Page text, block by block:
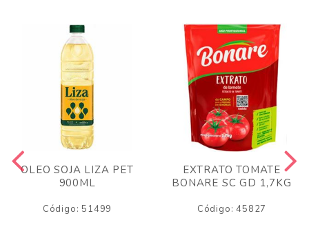
OLEO SOJA LIZA PET
900ML
Código: 51499
EXTRATO TOMATE
BONARE SC GD 1,7KG
Código: 45827